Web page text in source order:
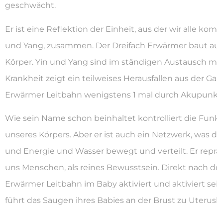
geschwächt.
Er ist eine Reflektion der Einheit, aus der wir alle
und Yang, zusammen. Der Dreifach Erwärmer baut
Körper. Yin und Yang sind im ständigen Austausch
Krankheit zeigt ein teilweises Herausfallen aus der
Erwärmer Leitbahn wenigstens 1 mal durch
Wie sein Name schon beinhaltet kontrolliert die
unseres Körpers. Aber er ist auch ein Netzwerk,
und Energie und Wasser bewegt und verteilt. Er
uns Menschen, als reines Bewusstsein. Direkt nach
Erwärmer Leitbahn im Baby aktiviert und aktiviert
führt das Saugen ihres Babies an der Brust zu